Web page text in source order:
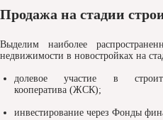
Продажа на стадии
Выделим наиболее
недвижимости в новостройках на
долевое участие в
кооператива (ЖСК);
инвестирование через Фонды